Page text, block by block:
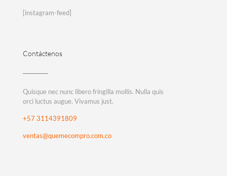
[instagram-feed]
Contáctenos
Quisque nec nunc libero fringilla mollis. Nulla quis
orci luctus augue. Vivamus just.
+57 3114391809
ventas@quemecompro.com.co